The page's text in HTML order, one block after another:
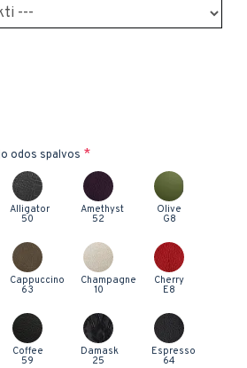
odos spalvos
Alligator
50
Amethyst
52
Olive
G8
Cappuccino
63
Champagne
10
Cherry
E8
Coffee
59
Damask
25
Espresso
64